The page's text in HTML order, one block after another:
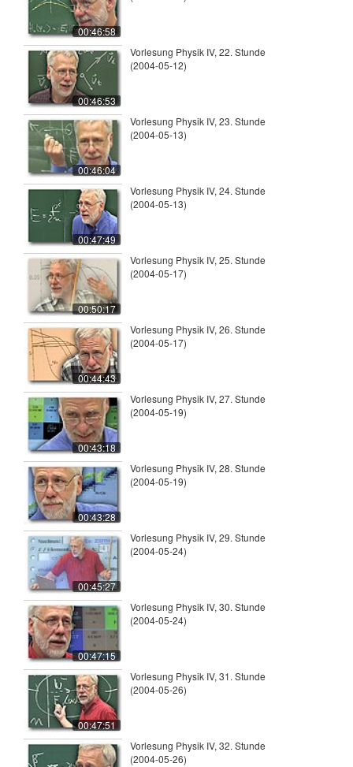
00:46:58
00:46:53
Vorlesung Physik IV, 22. Stunde
(2004-05-12)
00:46:04
Vorlesung Physik IV, 23. Stunde
(2004-05-13)
00:47:49
Vorlesung Physik IV, 24. Stunde
(2004-05-13)
00:50:17
Vorlesung Physik IV, 25. Stunde
(2004-05-17)
00:44:43
Vorlesung Physik IV, 26. Stunde
(2004-05-17)
00:43:18
Vorlesung Physik IV, 27. Stunde
(2004-05-19)
00:43:28
Vorlesung Physik IV, 28. Stunde
(2004-05-19)
00:45:27
Vorlesung Physik IV, 29. Stunde
(2004-05-24)
00:47:15
Vorlesung Physik IV, 30. Stunde
(2004-05-24)
00:47:51
Vorlesung Physik IV, 31. Stunde
(2004-05-26)
Vorlesung Physik IV, 32. Stunde
(2004-05-26)